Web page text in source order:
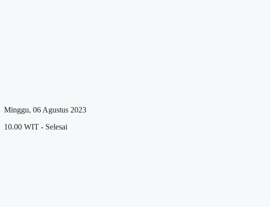
Minggu, 06 Agustus 2023
10.00 WIT - Selesai